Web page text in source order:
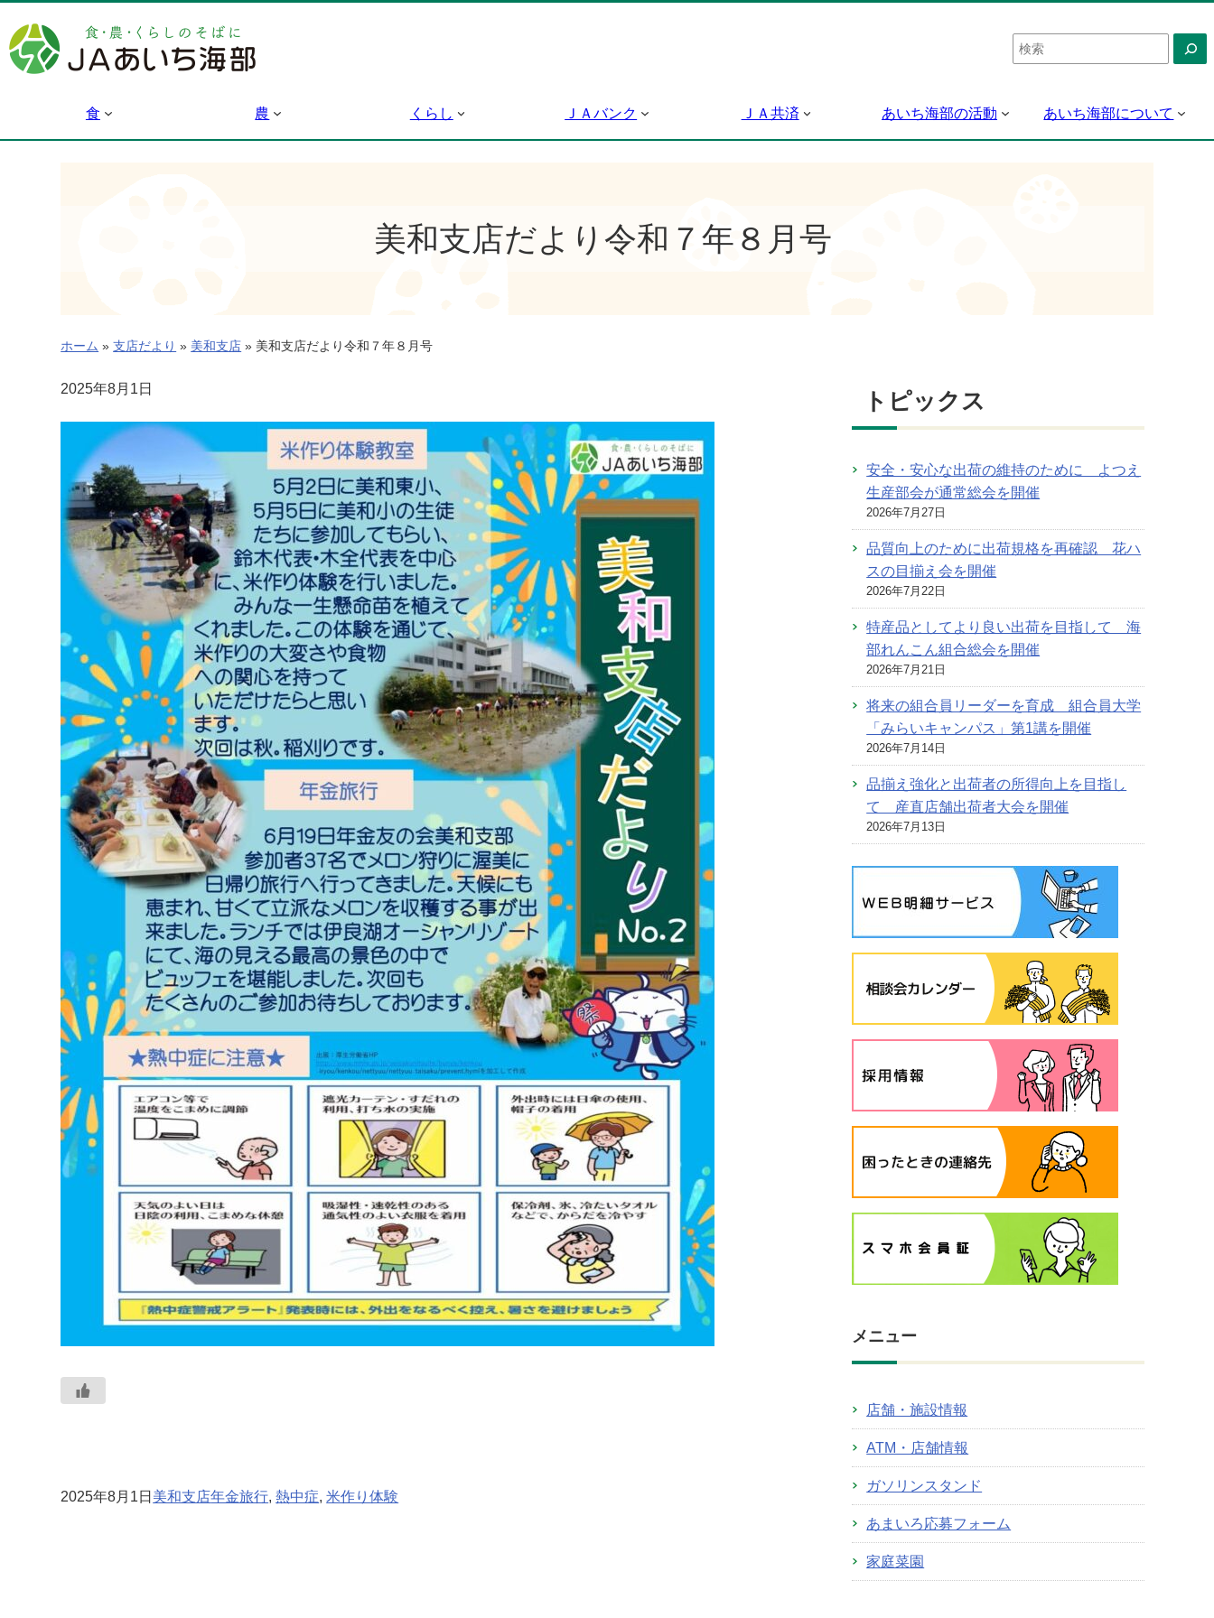
容
を
検
索
食 農 くらし ＪＡバンク ＪＡ共済 あいち海部の活動 あいち海部について
美和支店だより令和７年８月号
ホーム » 支店だより » 美和支店 » 美和支店だより令和７年８月号
2025年8月1日
2025年8月1日 美和支店年金旅行, 熱中症, 米作り体験
トピックス
安全・安心な出荷の維持のために よつえ
生産部会が通常総会を開催
2026年7月27日
品質向上のために出荷規格を再確認 花ハ
スの目揃え会を開催
2026年7月22日
特産品としてより良い出荷を目指して 海
部れんこん組合総会を開催
2026年7月21日
将来の組合員リーダーを育成 組合員大学
「みらいキャンパス」第1講を開催
2026年7月14日
品揃え強化と出荷者の所得向上を目指し
て 産直店舗出荷者大会を開催
2026年7月13日
メニュー
店舗・施設情報
ATM・店舗情報
ガソリンスタンド
あまいろ応募フォーム
家庭菜園